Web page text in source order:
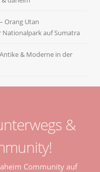
Orang Utan
Nationalpark auf Sumatra
& Moderne in der
&
Community auf